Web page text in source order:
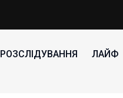
РОЗСЛІДУВАННЯ ЛАЙФ